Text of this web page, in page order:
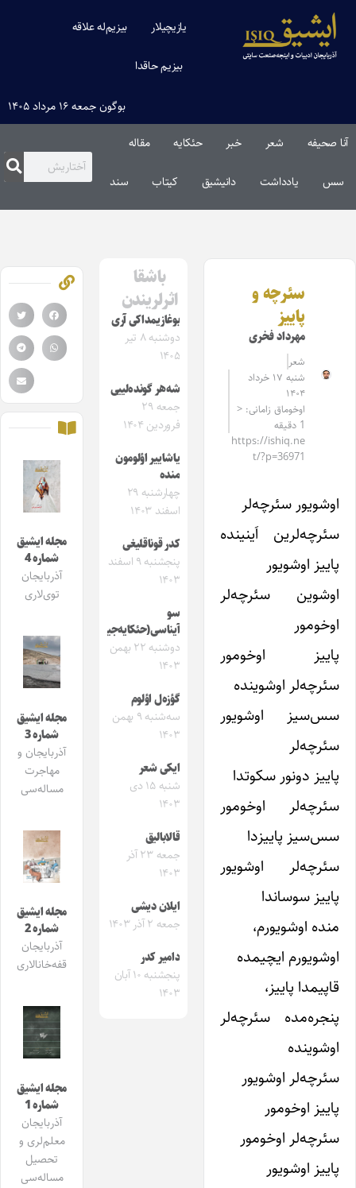
یازیچیلار بیزیم‌له علاقه
بیزیم حاقدا
بوگون جمعه ۱۶ مرداد ۱۴۰۵
آنا صحیفه شعر خبر حئکایه مقاله‌
سس یادداشت دانیشیق کیتاب سند
سئرچه و
پاییز
مهرداد فخری
شعر
شنبه ۱۷ خرداد
۱۴۰۴
اوخوماق زامانی: <
1 دقیقه
https://ishiq.ne
t/?p=36971
اوشویور سئرچه‌لر
سئرچه‌لرین اَینینده
پاییز اوشویور
اوشوین سئرچه‌لر
اوخومور
پاییز اوخومور
سئرچه‌لر اوشوینده
سس‌سیز اوشویور
سئرچه‌لر
پاییز دونور سکوتدا
سئرچه‌لر اوخومور
سس‌سیز پاییزدا
سئرچه‌لر اوشویور
پاییز سوساندا
منده اوشویور‌م،
اوشویور‌م ایچیمده
قاپیمدا پاییز،
پنجره‌مده سئرچه‌لر
اوشوینده
سئرچه‌لر اوشویور
پاییز اوخومور
سئرچه‌لر اوخومور
پاییز اوشویور
باشقا
اثرلریندن
بوغازیمداکی آری
دوشنبه ۸ تیر
۱۴۰۵
شه‌هر گونده‌لییی
جمعه ۲۹
فروردین ۱۴۰۴
یاشاییر اؤلومون
منده
چهارشنبه ۲۹
اسفند ۱۴۰۳
کد‌ر قوناقلیغی
پنجشنبه ۹ اسفند
۱۴۰۳
سو
آیناسی(حئکایه‌جیک)
دوشنبه ۲۲ بهمن
۱۴۰۳
گؤزه‌ل اؤلوم
سه‌شنبه ۹ بهمن
۱۴۰۳
ایکی شعر
شنبه ۱۵ دی
۱۴۰۳
قالابالیق
جمعه ۲۳ آذر
۱۴۰۳
ایلان دیشی
جمعه ۲ آذر ۱۴۰۳
دامیر کدر
پنجشنبه ۱۰ آبان
۱۴۰۳
مجله ایشیق
شماره 4
آذربایجان
توی‌لاری
مجله ایشیق
شماره 3
آذربایجان و
مهاجرت
مساله‌سی
مجله ایشیق
شماره 2
آذربایجان
قفه‌خانالاری
مجله ایشیق
شماره 1
آذربایجان
معلم‌لری و
تحصیل
مساله‌سی